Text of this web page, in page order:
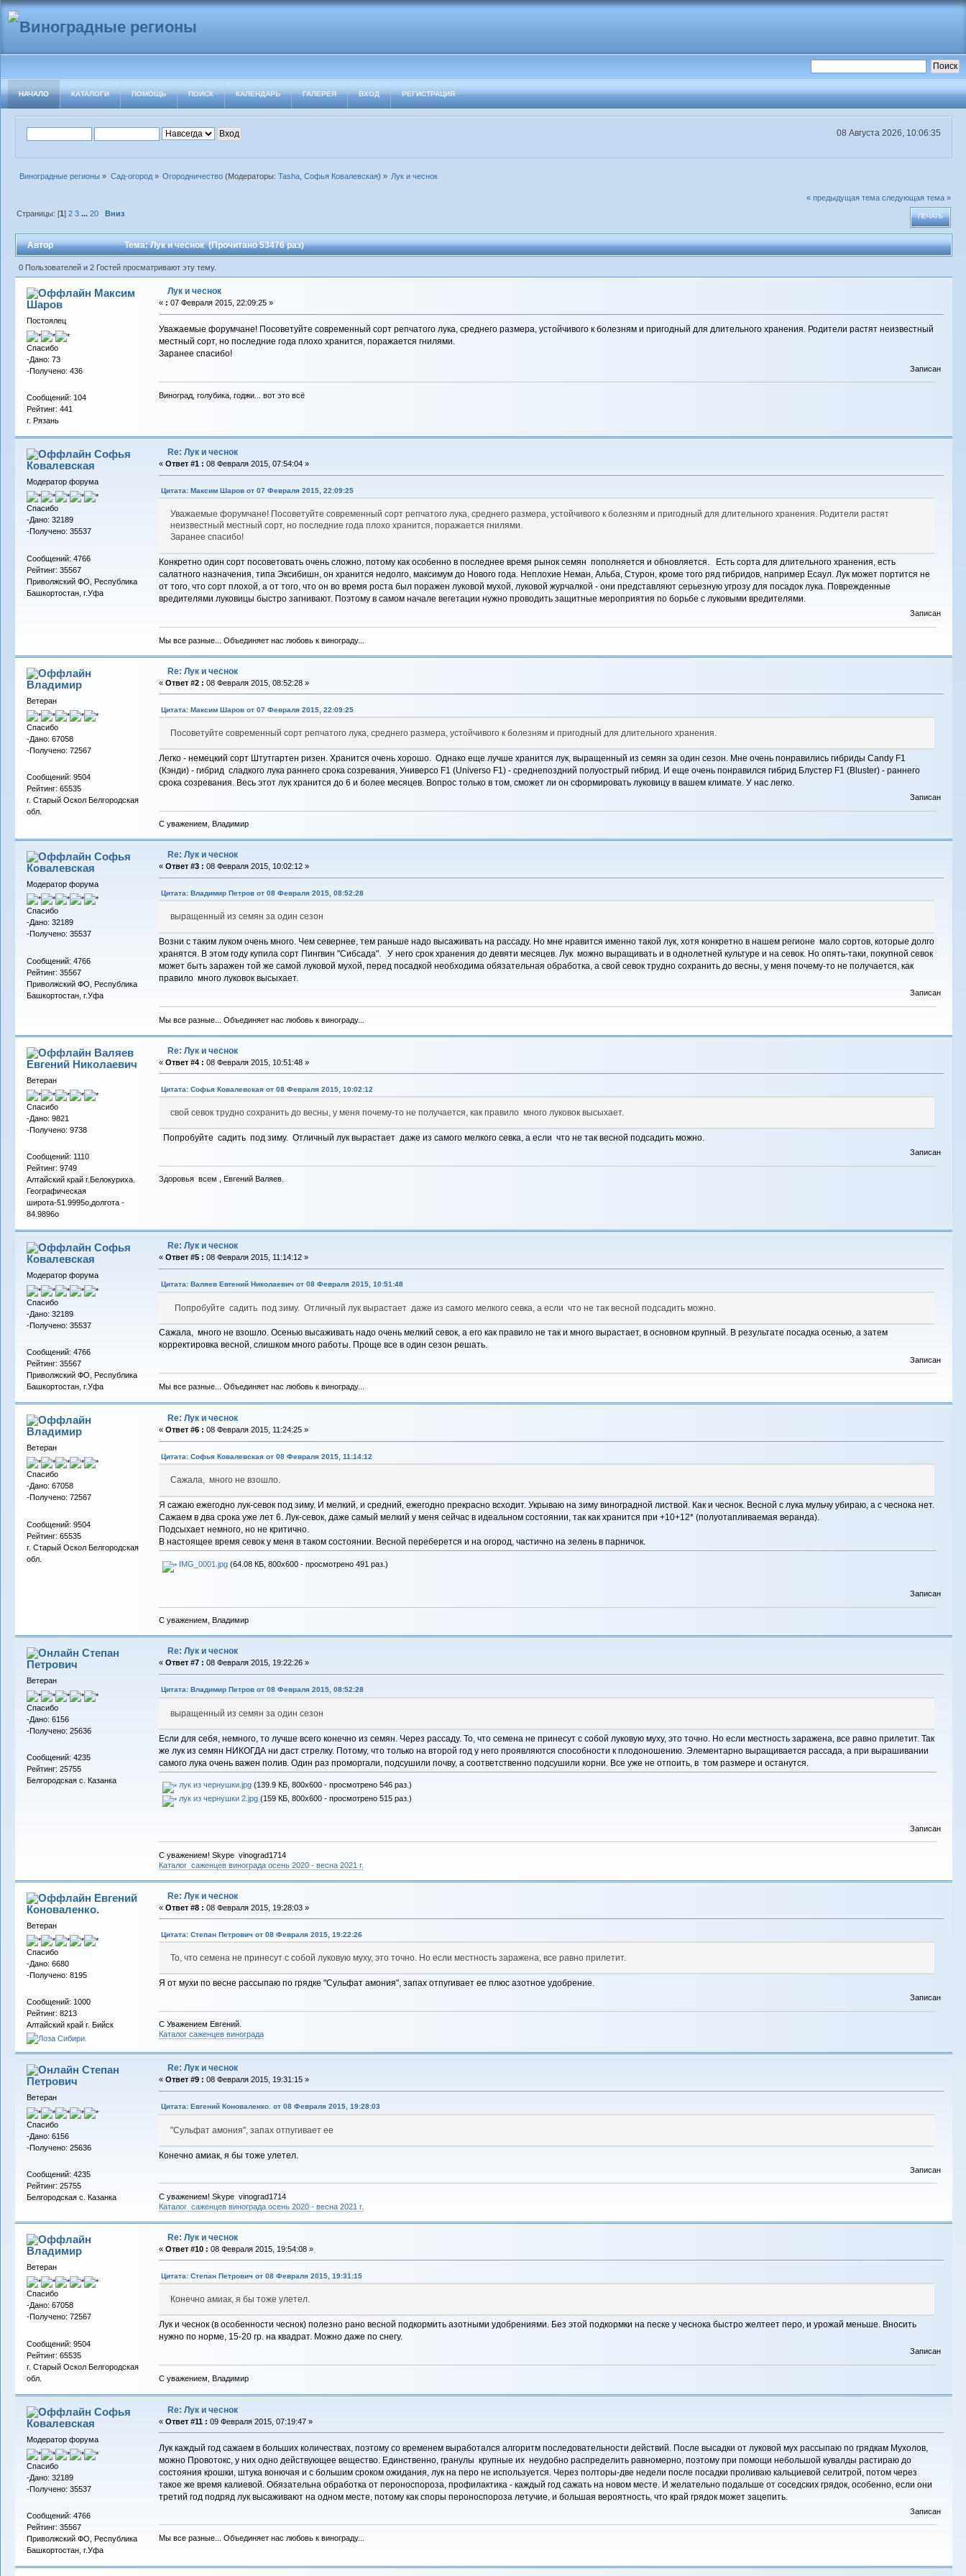
НАЧАЛО КАТАЛОГИ ПОМОЩЬ ПОИСК КАЛЕНДАРЬ ГАЛЕРЕЯ ВХОД РЕГИСТРАЦИЯ
08 Августа 2026, 10:06:35
Виноградные регионы » Сад-огород» Огородничество(Модераторы: Tasha, Софья Ковалевская) » Лук и чеснок
« предыдущая тема следующая тема »
ПЕЧАТЬ
Страницы: [1]2 3 ...20 Вниз
Автор Тема: Лук и чеснок (Прочитано 53476 раз)
0 Пользователей и 2 Гостей просматривают эту тему.
Максим
Шаров
Постоялец
Спасибо
-Дано: 73
-Получено: 436
Сообщений: 104
Рейтинг: 441
г. Рязань
Лук и чеснок
« : 07 Февраля 2015, 22:09:25 »
Уважаемые форумчане! Посоветуйте современный сорт репчатого лука, среднего размера, устойчивого к болезням и пригодный для длительного хранения. Родители растят неизвестный
местный сорт, но последние года плохо хранится, поражается гнилями.
Заранее спасибо!
Записан
Виноград, голубика, годжи... вот это всё
Софья
Ковалевская
Модератор форума
Спасибо
-Дано: 32189
-Получено: 35537
Сообщений: 4766
Рейтинг: 35567
Приволжский ФО, Республика
Башкортостан, г.Уфа
Re: Лук и чеснок
« Ответ #1 : 08 Февраля 2015, 07:54:04 »
Цитата: Максим Шаров от 07 Февраля 2015, 22:09:25
Уважаемые форумчане! Посоветуйте современный сорт репчатого лука, среднего размера, устойчивого к болезням и пригодный для длительного хранения. Родители растят
неизвестный местный сорт, но последние года плохо хранится, поражается гнилями.
Заранее спасибо!
Конкретно один сорт посоветовать очень сложно, потому как особенно в последнее время рынок семян пополняется и обновляется. Есть сорта для длительного хранения, есть
салатного назначения, типа Эксибишн, он хранится недолго, максимум до Нового года. Неплохие Неман, Альба, Стурон, кроме того ряд гибридов, например Есаул. Лук может портится не
от того, что сорт плохой, а от того, что он во время роста был поражен луковой мухой, луковой журчалкой - они представляют серьезную угрозу для посадок лука. Поврежденные
вредителями луковицы быстро загнивают. Поэтому в самом начале вегетации нужно проводить защитные мероприятия по борьбе с луковыми вредителями.
Записан
Мы все разные... Объединяет нас любовь к винограду...
Владимиp
Ветеран
Спасибо
-Дано: 67058
-Получено: 72567
Сообщений: 9504
Рейтинг: 65535
г. Старый Оскол Белгородская
обл.
Re: Лук и чеснок
« Ответ #2 : 08 Февраля 2015, 08:52:28 »
Цитата: Максим Шаров от 07 Февраля 2015, 22:09:25
Посоветуйте современный сорт репчатого лука, среднего размера, устойчивого к болезням и пригодный для длительного хранения.
Легко - немецкий сорт Штутгартен ризен. Хранится очень хорошо. Однако еще лучше хранится лук, выращенный из семян за один сезон. Мне очень понравились гибриды Candy F1
(Кэнди) - гибрид сладкого лука раннего срока созревания, Универсо F1 (Universo F1) - среднепоздний полуострый гибрид. И еще очень понравился гибрид Блустер F1 (Bluster) - раннего
срока созревания. Весь этот лук хранится до 6 и более месяцев. Вопрос только в том, сможет ли он сформировать луковицу в вашем климате. У нас легко.
Записан
С уважением, Владимир
Софья
Ковалевская
Модератор форума
Спасибо
-Дано: 32189
-Получено: 35537
Сообщений: 4766
Рейтинг: 35567
Приволжский ФО, Республика
Башкортостан, г.Уфа
Re: Лук и чеснок
« Ответ #3 : 08 Февраля 2015, 10:02:12 »
Цитата: Владимир Петров от 08 Февраля 2015, 08:52:28
выращенный из семян за один сезон
Возни с таким луком очень много. Чем севернее, тем раньше надо высаживать на рассаду. Но мне нравится именно такой лук, хотя конкретно в нашем регионе мало сортов, которые долго
хранятся. В этом году купила сорт Пингвин "Сибсада". У него срок хранения до девяти месяцев. Лук можно выращивать и в однолетней культуре и на севок. Но опять-таки, покупной севок
может быть заражен той же самой луковой мухой, перед посадкой необходима обязательная обработка, а свой севок трудно сохранить до весны, у меня почему-то не получается, как
правило много луковок высыхает.
Записан
Мы все разные... Объединяет нас любовь к винограду...
Валяев
Евгений Николаевич
Ветеран
Спасибо
-Дано: 9821
-Получено: 9738
Сообщений: 1110
Рейтинг: 9749
Алтайский край г.Белокуриха.
Географическая
широта-51.9995о,долгота -
84.9896о
Re: Лук и чеснок
« Ответ #4 : 08 Февраля 2015, 10:51:48 »
Цитата: Софья Ковалевская от 08 Февраля 2015, 10:02:12
свой севок трудно сохранить до весны, у меня почему-то не получается, как правило много луковок высыхает.
Попробуйте садить под зиму. Отличный лук вырастает даже из самого мелкого севка, а если что не так весной подсадить можно.
Записан
Здоровья всем , Евгений Валяев.
Софья
Ковалевская
Модератор форума
Спасибо
-Дано: 32189
-Получено: 35537
Сообщений: 4766
Рейтинг: 35567
Приволжский ФО, Республика
Башкортостан, г.Уфа
Re: Лук и чеснок
« Ответ #5 : 08 Февраля 2015, 11:14:12 »
Цитата: Валяев Евгений Николаевич от 08 Февраля 2015, 10:51:48
Попробуйте садить под зиму. Отличный лук вырастает даже из самого мелкого севка, а если что не так весной подсадить можно.
Сажала, много не взошло. Осенью высаживать надо очень мелкий севок, а его как правило не так и много вырастает, в основном крупный. В результате посадка осенью, а затем
корректировка весной, слишком много работы. Проще все в один сезон решать.
Записан
Мы все разные... Объединяет нас любовь к винограду...
Владимиp
Ветеран
Спасибо
-Дано: 67058
-Получено: 72567
Сообщений: 9504
Рейтинг: 65535
г. Старый Оскол Белгородская
обл.
Re: Лук и чеснок
« Ответ #6 : 08 Февраля 2015, 11:24:25 »
Цитата: Софья Ковалевская от 08 Февраля 2015, 11:14:12
Сажала, много не взошло.
Я сажаю ежегодно лук-севок под зиму. И мелкий, и средний, ежегодно прекрасно всходит. Укрываю на зиму виноградной листвой. Как и чеснок. Весной с лука мульчу убираю, а с чеснока нет.
Сажаем в два срока уже лет 6. Лук-севок, даже самый мелкий у меня сейчас в идеальном состоянии, так как хранится при +10+12* (полуотапливаемая веранда).
Подсыхает немного, но не критично.
В настоящее время севок у меня в таком состоянии. Весной переберется и на огород, частично на зелень в парничок.
IMG_0001.jpg(64.08 КБ, 800x600 - просмотрено 491 раз.)
Записан
С уважением, Владимир
Степан
Петрович
Ветеран
Спасибо
-Дано: 6156
-Получено: 25636
Сообщений: 4235
Рейтинг: 25755
Белгородская с. Казанка
Re: Лук и чеснок
« Ответ #7 : 08 Февраля 2015, 19:22:26 »
Цитата: Владимир Петров от 08 Февраля 2015, 08:52:28
выращенный из семян за один сезон
Если для себя, немного, то лучше всего конечно из семян. Через рассаду. То, что семена не принесут с собой луковую муху, это точно. Но если местность заражена, все равно прилетит. Так
же лук из семян НИКОГДА ни даст стрелку. Потому, что только на второй год у него проявляются способности к плодоношению. Элементарно выращивается рассада, а при вырашивании
самого лука очень важен полив. Один раз проморгали, подсушили почву, а соответственно подсушили корни. Все уже не отпоить, в том размере и останутся.
лук из чернушки.jpg(139.9 КБ, 800x600 - просмотрено 546 раз.)
лук из чернушки 2.jpg(159 КБ, 800x600 - просмотрено 515 раз.)
Записан
С уважением! Skype vinograd1714
Каталог саженцев винограда осень 2020 - весна 2021 г.
Евгений
Коноваленко.
Ветеран
Спасибо
-Дано: 6680
-Получено: 8195
Сообщений: 1000
Рейтинг: 8213
Алтайский край г. Бийск
Re: Лук и чеснок
« Ответ #8 : 08 Февраля 2015, 19:28:03 »
Цитата: Степан Петрович от 08 Февраля 2015, 19:22:26
То, что семена не принесут с собой луковую муху, это точно. Но если местность заражена, все равно прилетит.
Я от мухи по весне рассыпаю по грядке "Сульфат амония", запах отпугивает ее плюс азотное удобрение.
Записан
С Уважением Евгений.
Каталог саженцев винограда
Степан
Петрович
Ветеран
Спасибо
-Дано: 6156
-Получено: 25636
Сообщений: 4235
Рейтинг: 25755
Белгородская с. Казанка
Re: Лук и чеснок
« Ответ #9 : 08 Февраля 2015, 19:31:15 »
Цитата: Евгений Коноваленко. от 08 Февраля 2015, 19:28:03
"Сульфат амония", запах отпугивает ее
Конечно амиак, я бы тоже улетел.
Записан
С уважением! Skype vinograd1714
Каталог саженцев винограда осень 2020 - весна 2021 г.
Владимиp
Ветеран
Спасибо
-Дано: 67058
-Получено: 72567
Сообщений: 9504
Рейтинг: 65535
г. Старый Оскол Белгородская
обл.
Re: Лук и чеснок
« Ответ #10 : 08 Февраля 2015, 19:54:08 »
Цитата: Степан Петрович от 08 Февраля 2015, 19:31:15
Конечно амиак, я бы тоже улетел.
Лук и чеснок (в особенности чеснок) полезно рано весной подкормить азотными удобрениями. Без этой подкормки на песке у чеснока быстро желтеет перо, и урожай меньше. Вносить
нужно по норме, 15-20 гр. на квадрат. Можно даже по снегу.
Записан
С уважением, Владимир
Софья
Ковалевская
Модератор форума
Спасибо
-Дано: 32189
-Получено: 35537
Сообщений: 4766
Рейтинг: 35567
Приволжский ФО, Республика
Башкортостан, г.Уфа
Re: Лук и чеснок
« Ответ #11 : 09 Февраля 2015, 07:19:47 »
Лук каждый год сажаем в больших количествах, поэтому со временем выработался алгоритм последовательности действий. После высадки от луковой мух рассыпаю по грядкам Мухолов,
можно Провотокс, у них одно действующее вещество. Единственно, гранулы крупные их неудобно распределить равномерно, поэтому при помощи небольшой кувалды растираю до
состояния крошки, штука вонючая и с большим сроком ожидания, лук на перо не используется. Через полторы-две недели после посадки проливаю кальциевой селитрой, потом через
такое же время калиевой. Обязательна обработка от пероноспороза, профилактика - каждый год сажать на новом месте. И желательно подальше от соседских грядок, особенно, если они
третий год подряд лук высаживают на одном месте, потому как споры пероноспороза летучие, и большая вероятность, что край грядок может зацепить.
Записан
Мы все разные... Объединяет нас любовь к винограду...